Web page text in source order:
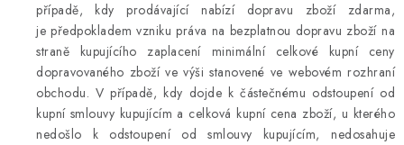
případě, kdy prodávající nabízí dopravu zboží zdarma,
je předpokladem vzniku práva na bezplatnou dopravu zboží na
straně kupujícího zaplacení minimální celkové kupní ceny
dopravovaného zboží ve výši stanovené ve webovém rozhraní
obchodu. V případě, kdy dojde k částečnému odstoupení od
kupní smlouvy kupujícím a celková kupní cena zboží, u kterého
nedošlo k odstoupení od smlouvy kupujícím, nedosahuje